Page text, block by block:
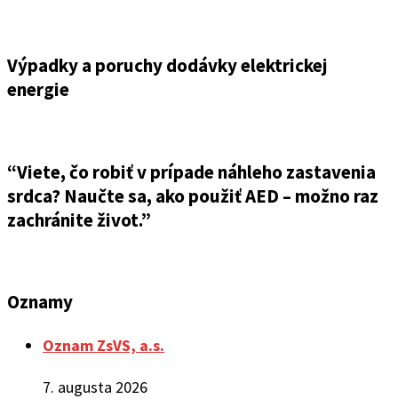
Výpadky a poruchy dodávky elektrickej
energie
“Viete, čo robiť v prípade náhleho zastavenia
srdca? Naučte sa, ako použiť AED – možno raz
zachránite život.”
Oznamy
Oznam ZsVS, a.s.
7. augusta 2026